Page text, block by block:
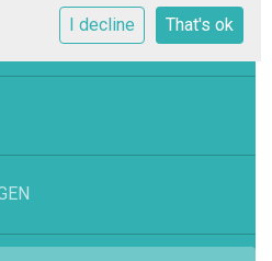
I decline That's ok